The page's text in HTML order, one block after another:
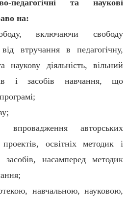
педагогічні та наукові
на:
включаючи свободу
втручання в педагогічну,
наукову діяльність, вільний
і засобів навчання, що
впровадження авторських
освітніх методик і
засобів, насамперед методик
навчальною, науковою,